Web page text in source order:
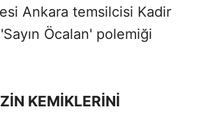
Ankara temsilcisi Kadir
'Sayın Öcalan' polemiği
KEMİKLERİNİ